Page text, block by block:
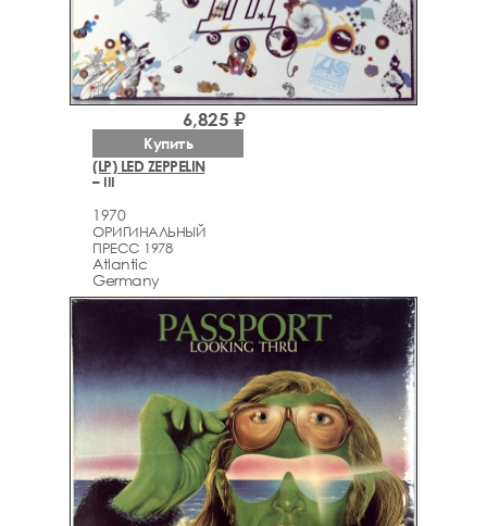
(LP) LED ZEPPELIN
– III
1970
ОРИГИНАЛЬНЫЙ
ПРЕСС 1978
Atlantic
Germany
6,825 ₽
Купить